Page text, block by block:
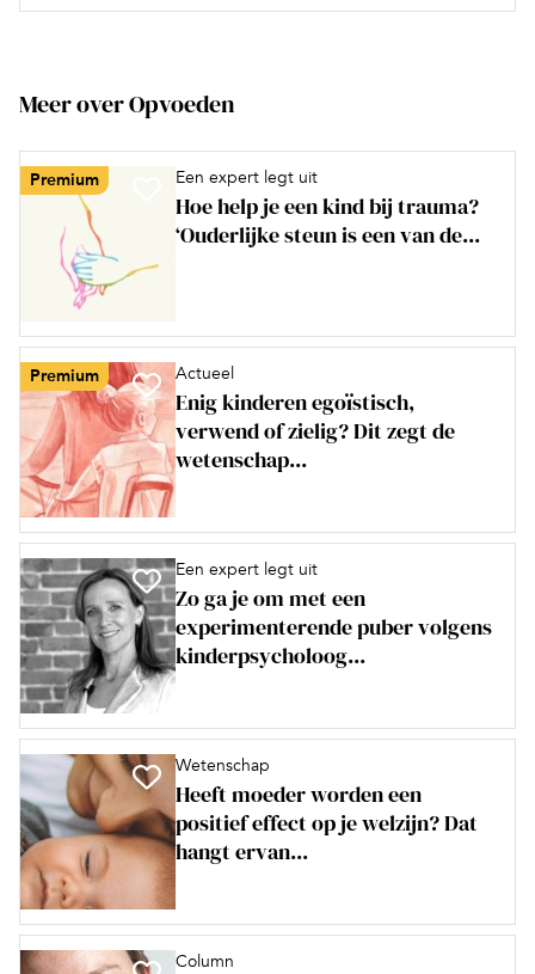
Meer over Opvoeden
Premium Een expert legt uit
Hoe help je een kind bij trauma?
‘Ouderlijke steun is een van de...
Premium Actueel
Enig kinderen egoïstisch,
verwend of zielig? Dit zegt de
wetenschap...
Een expert legt uit
Zo ga je om met een
experimenterende puber volgens
kinderpsycholoog...
Wetenschap
Heeft moeder worden een
positief effect op je welzijn? Dat
hangt ervan...
Column